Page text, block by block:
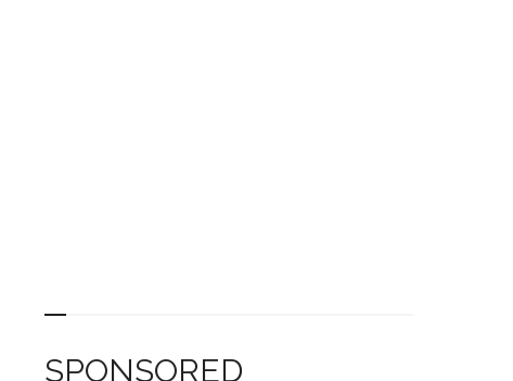
SPONSORED